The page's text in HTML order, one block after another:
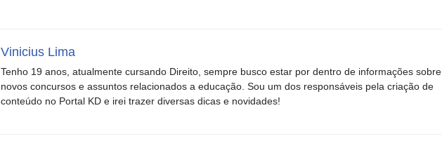
Vinicius Lima
Tenho 19 anos, atualmente cursando Direito, sempre busco estar por dentro de informações sobre
novos concursos e assuntos relacionados a educação. Sou um dos responsáveis pela criação de
conteúdo no Portal KD e irei trazer diversas dicas e novidades!